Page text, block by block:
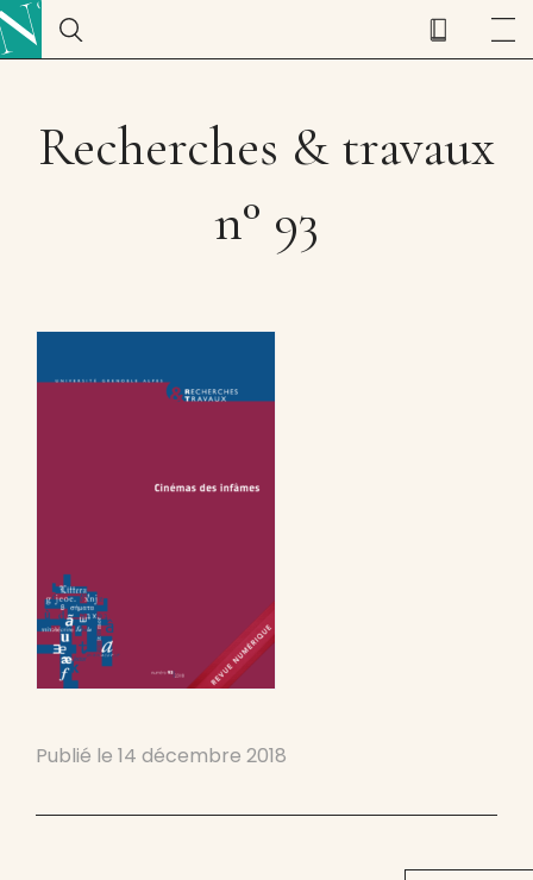
Recherches & travaux
n° 93
Publié le 14 décembre 2018